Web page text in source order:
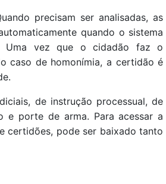
precisam ser analisadas, as
quando o sistema
Uma vez que o cidadão faz o
caso de homonímia, a certidão é
de instrução processual, de
e porte de arma. Para acessar a
certidões, pode ser baixado tanto